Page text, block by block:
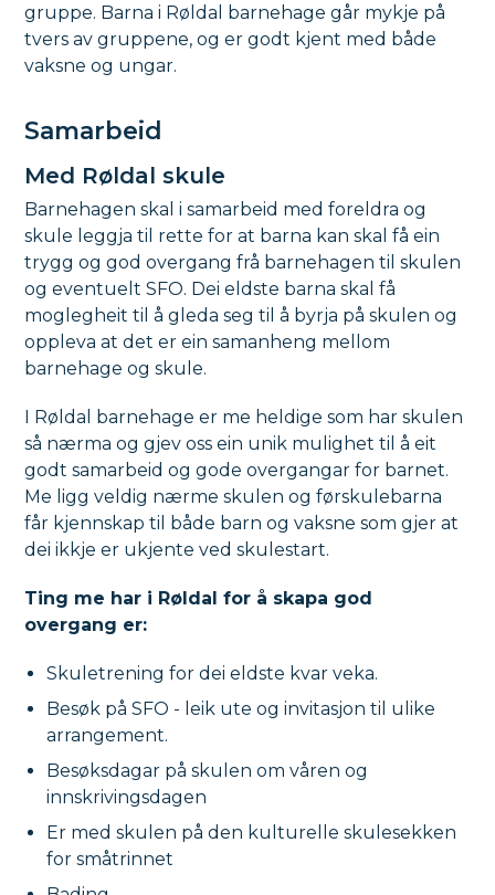
gruppe. Barna i Røldal barnehage går mykje på
tvers av gruppene, og er godt kjent med både
vaksne og ungar.
Samarbeid
Med Røldal skule
Barnehagen skal i samarbeid med foreldra og
skule leggja til rette for at barna kan skal få ein
trygg og god overgang frå barnehagen til skulen
og eventuelt SFO. Dei eldste barna skal få
moglegheit til å gleda seg til å byrja på skulen og
oppleva at det er ein samanheng mellom
barnehage og skule.
I Røldal barnehage er me heldige som har skulen
så nærma og gjev oss ein unik mulighet til å eit
godt samarbeid og gode overgangar for barnet.
Me ligg veldig nærme skulen og førskulebarna
får kjennskap til både barn og vaksne som gjer at
dei ikkje er ukjente ved skulestart.
Ting me har i Røldal for å skapa god
overgang er:
Skuletrening for dei eldste kvar veka.
Besøk på SFO - leik ute og invitasjon til ulike
arrangement.
Besøksdagar på skulen om våren og
innskrivingsdagen
Er med skulen på den kulturelle skulesekken
for småtrinnet